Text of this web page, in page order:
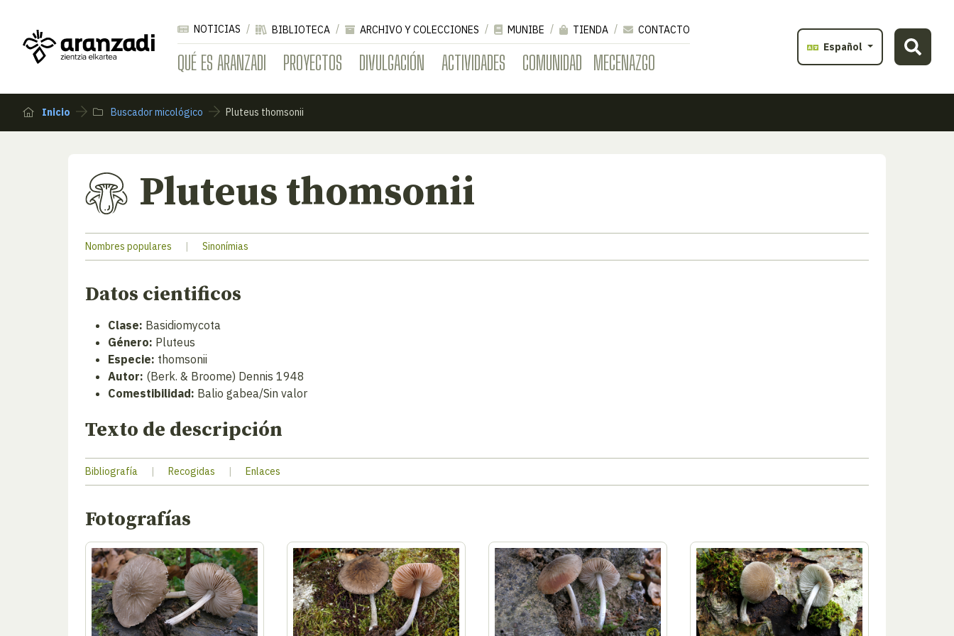
QUÉ ES ARANZADI PROYECTOS DIVULGACIÓN ACTIVIDADES COMUNIDAD MECENAZGO
NOTICIAS BIBLIOTECA ARCHIVO Y COLECCIONES MUNIBE TIENDA
CONTACTO
Español
Inicio Buscador micológico Pluteus thomsonii
Pluteus thomsonii
Nombres populares | Sinonímias
Datos cientificos
Clase: Basidiomycota
Género: Pluteus
Especie: thomsonii
Autor: (Berk. & Broome) Dennis 1948
Comestibilidad: Balio gabea/Sin valor
Texto de descripción
Bibliografía | Recogidas | Enlaces
Fotografías